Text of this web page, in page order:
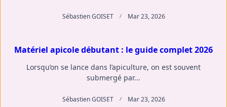
Sébastien GOISET Mar 23, 2026
Matériel apicole débutant : le guide complet 2026
Lorsqu’on se lance dans l’apiculture, on est souvent
submergé par...
Sébastien GOISET Mar 23, 2026